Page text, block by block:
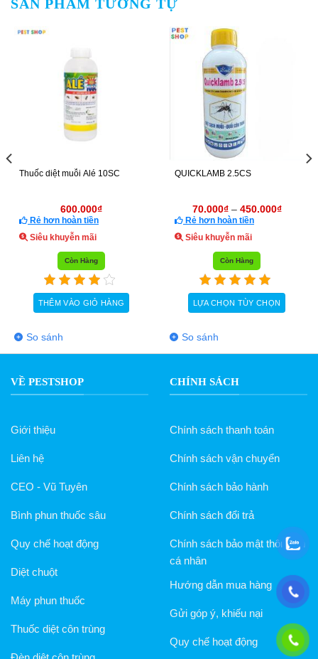
SẢN PHẨM TƯƠNG TỰ
2.5CS
450.000₫
tiền
mãi
TÙY CHỌN
phẩm
nhiều
biến
Các
chọn
thể
chọn
trang
phẩm
Thuốc Diệt Muỗi AQUA
930.000₫
Rẻ hơn hoàn tiền
Siêu khuyễn mãi
THÊM VÀO GIỎ HÀNG
VỀ PESTSHOP
Giới thiệu
Liên hệ
CEO - Vũ Tuyên
Bình phun thuốc sâu
Quy chế hoạt động
Diệt chuột
Máy phun thuốc
Thuốc diệt côn trùng
CHÍNH SÁCH
Chính sách thanh toán
Chính sách vận chuyển
Chính sách bảo hành
Chính sách đổi trả
Chính sách bảo mật thông tin
cá nhân
Hướng dẫn mua hàng
Gửi góp ý, khiếu nại
Quy chế hoạt động